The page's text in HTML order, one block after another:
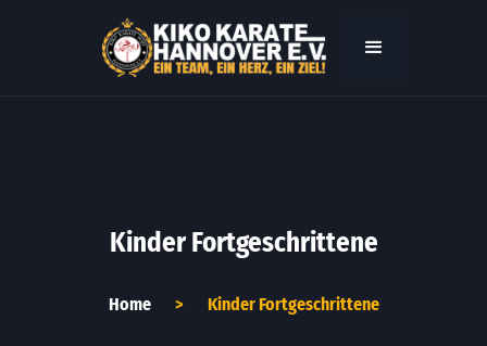
Kinder Fortgeschrittene
Home > Kinder Fortgeschrittene